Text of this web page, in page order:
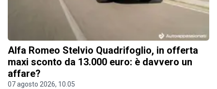
Alfa Romeo Stelvio Quadrifoglio, in offerta
maxi sconto da 13.000 euro: è davvero un
affare?
07 agosto 2026, 10.05